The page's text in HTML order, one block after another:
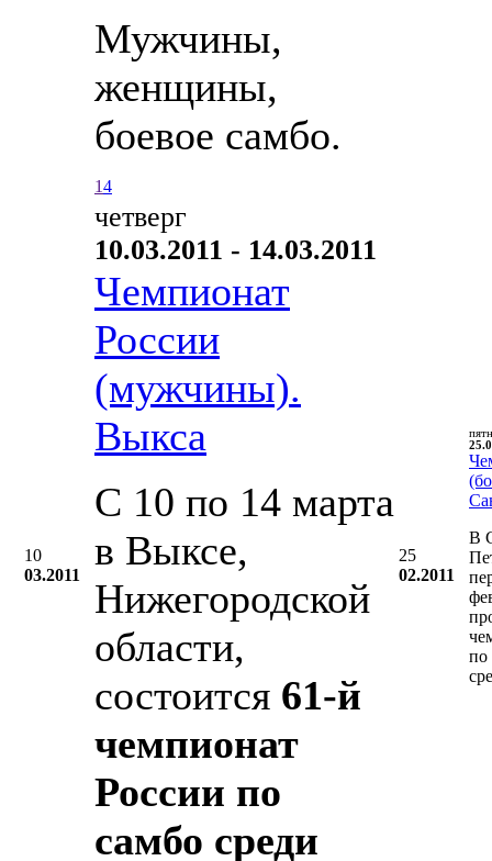
Мужчины,
женщины,
боевое самбо.
14
10
03.2011
четверг
10.03.2011 - 14.03.2011
Чемпионат
России
(мужчины).
Выкса
С 10 по 14 марта
в Выксе,
Нижегородской
области,
состоится 61-й
чемпионат
России по
самбо среди
25
02.2011
В
по